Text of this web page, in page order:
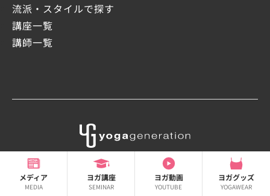
メディア
MEDIA
ヨガ講座
SEMINAR
ヨガ動画
YOUTUBE
ヨガグッズ
YOGAWEAR
流派・スタイルで探す
講座一覧
講師一覧